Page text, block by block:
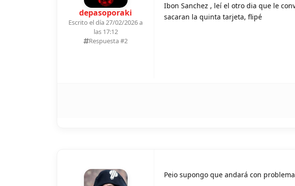
depasoporaki
Escrito el día 27/02/2026 a
las 17:12
Respuesta #2
Ibon Sanchez , leí el otro dia que le
sacaran la quinta tarjeta, flipé
Peio supongo que andará con